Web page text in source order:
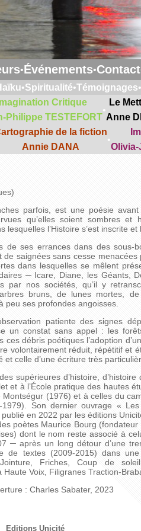
•Événements•Contact
•Spiritualité•Témoignages•
Imagination Critique
Philippe TESTEFORT
•
Le
Anne
de la fiction
Annie DANA
•
parfois, est une poésie
qu’elles soient sombres
lesquelles l’Histoire s’est inscrite et
de ses errances dans des sous-
de saignées sans cesse
dans lesquelles se mêlent
─ Icare, Diane, les Géants,
par nos sociétés, qu’il y
bruns, de lunes mortes,
peu ses profondes angoisses.
patiente des signes
un constat sans appel : les
ces débris poétiques l’adoption
volontairement réduit, répétitif et
et celle d’une écriture très
supérieures d’histoire,
et à l’École pratique des hautes
Montségur (1976) et à celles du
1979). Son dernier ouvrage «
en 2022 par les éditions
poètes Maurice Bourg
dont le nom reste associé à
─ après un long détour d’une
de textes (2009-2015) dans
Friches, Coup de
Haute Voix, Filigranes Traction-
: Charles Sabater, 2023
Editions Unicité